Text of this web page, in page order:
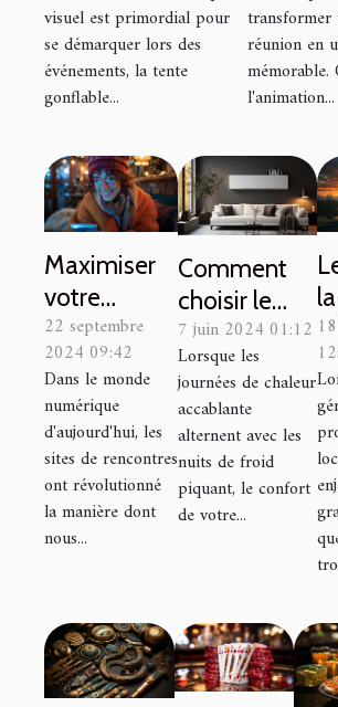
visibilité
événementielle
visuel est primordial pour
se démarquer lors des
événements, la tente
gonflable...
réunion en
mémorable.
l'animation...
Maximiser
votre
succès sur
les sites de
rencontres
discrets
22 septembre
2024 09:42
Dans le monde
numérique
d'aujourd'hui, les
sites de rencontres
ont révolutionné
la manière dont
nous...
Comment
choisir le
bon
système de
climatisation
réversible
pour votre
domicile
7 juin 2024 01:12
Lorsque les
journées de chaleur
accablante
alternent avec les
nuits de froid
piquant, le confort
de votre...